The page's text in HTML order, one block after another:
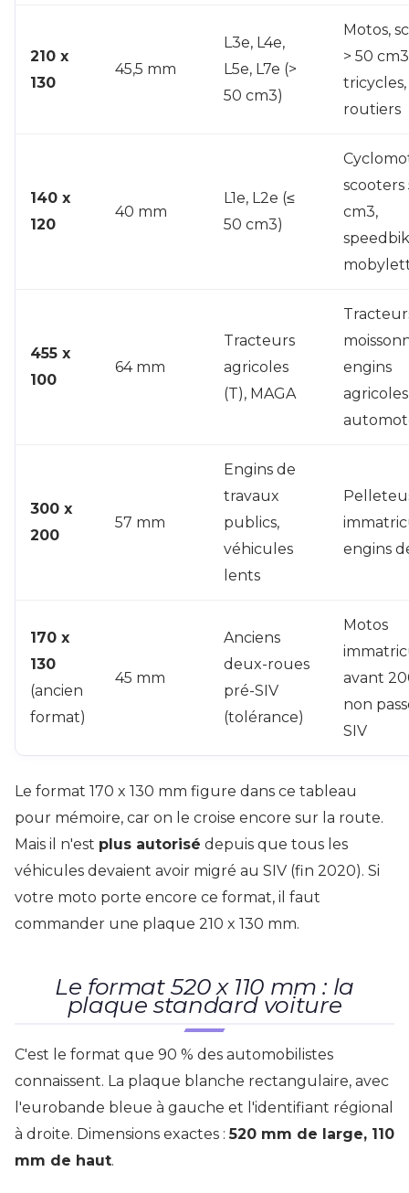
210 x
130
45,5 mm
L3e, L4e,
L5e, L7e (>
50 cm3)
Motos,
> 50
routiers
140 x
120
40 mm
L1e, L2e (≤
50 cm3)
scooters
cm3,
455 x
100
64 mm
Tracteurs
agricoles
(T), MAGA
engins
agricoles
300 x
200
57 mm
Engins de
travaux
publics,
véhicules
lents
engins
170 x
130
(ancien
format)
45 mm
Anciens
deux-roues
pré-SIV
(tolérance)
Motos
avant
non
SIV
Le format 170 x 130 mm figure dans ce tableau
pour mémoire, car on le croise encore sur la route.
Mais il n'est plus autorisé depuis que tous les
véhicules devaient avoir migré au SIV (fin 2020). Si
votre moto porte encore ce format, il faut
commander une plaque 210 x 130 mm.
Le format 520 x 110 mm : la
plaque standard voiture
C'est le format que 90 % des automobilistes
connaissent. La plaque blanche rectangulaire, avec
l'eurobande bleue à gauche et l'identifiant régional
à droite. Dimensions exactes :520 mm de large, 110
mm de haut.